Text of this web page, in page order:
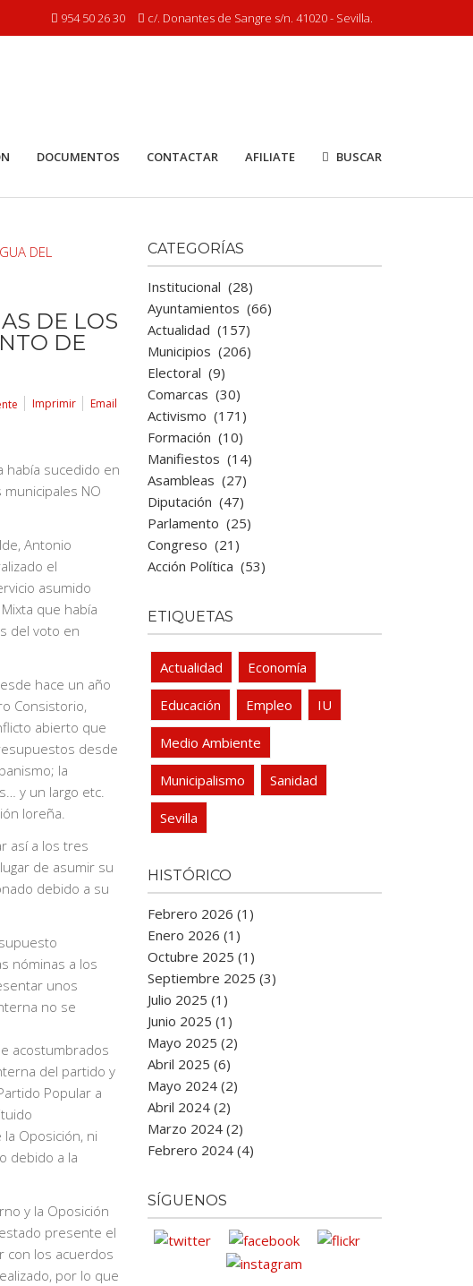
954 50 26 30 c/. Donantes de Sangre s/n. 41020 - Sevilla.
DOCUMENTOS CONTACTAR AFILIATE BUSCAR
DE LOS
DE
Imprimir Email
había sucedido en
NO
Antonio
el
asumido
que había
del voto en
hace un año
Consistorio,
abierto que
desde
la
y un largo etc.
loreña.
así a los tres
de asumir su
debido a su
nóminas a los
unos
no se
acostumbrados
del partido y
Popular a
Oposición, ni
debido a la
y la Oposición
presente el
con los acuerdos
por lo que
CATEGORÍAS
Institucional (28)
Ayuntamientos (66)
Actualidad (157)
Municipios (206)
Electoral (9)
Comarcas (30)
Activismo (171)
Formación (10)
Manifiestos (14)
Asambleas (27)
Diputación (47)
Parlamento (25)
Congreso (21)
Acción Política (53)
ETIQUETAS
Actualidad Economía
Educación Empleo IU
Medio Ambiente
Municipalismo Sanidad
Sevilla
HISTÓRICO
Febrero 2026 (1)
Enero 2026 (1)
Octubre 2025 (1)
Septiembre 2025 (3)
Julio 2025 (1)
Junio 2025 (1)
Mayo 2025 (2)
Abril 2025 (6)
Mayo 2024 (2)
Abril 2024 (2)
Marzo 2024 (2)
Febrero 2024 (4)
SÍGUENOS